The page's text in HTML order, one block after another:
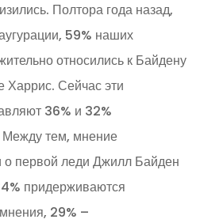
Полтора года назад,
59% наших
относились к Байдену
Харрис. Сейчас эти
36% и 32%
Между тем, мнение
о первой леди Джилл Байден
придерживаются
29% –